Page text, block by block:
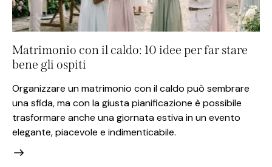
Matrimonio con il caldo: 10 idee per far stare
bene gli ospiti
Organizzare un matrimonio con il caldo può sembrare
una sfida, ma con la giusta pianificazione è possibile
trasformare anche una giornata estiva in un evento
elegante, piacevole e indimenticabile.